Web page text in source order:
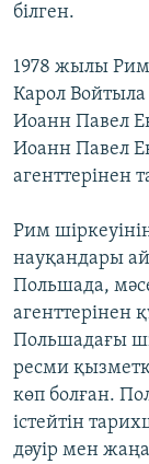
білген.
1978 жылы
Карол
Иоанн Павел
Иоанн Павел
агенттерінен
Рим
науқандары
Польшада,
агенттерінен
Польшадағы
ресми
көп болған.
істейтін
дәуір мен